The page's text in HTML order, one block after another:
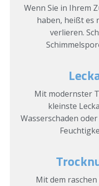
Wenn Sie in Ihrem
haben, heißt es
verlieren.
Mit modernster
kleinste
Wasserschaden
Mit dem